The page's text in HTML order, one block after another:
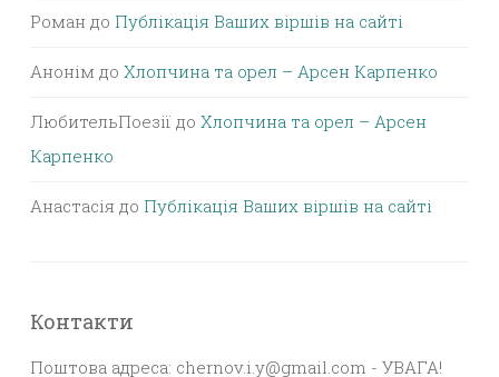
Роман до Публікація Ваших віршів на сайті
Анонім до Хлопчина та орел – Арсен Карпенко
ЛюбительПоезії до Хлопчина та орел – Арсен
Карпенко
Анастасія до Публікація Ваших віршів на сайті
Контакти
Поштова адреса: chernov.i.y@gmail.com - УВАГА!